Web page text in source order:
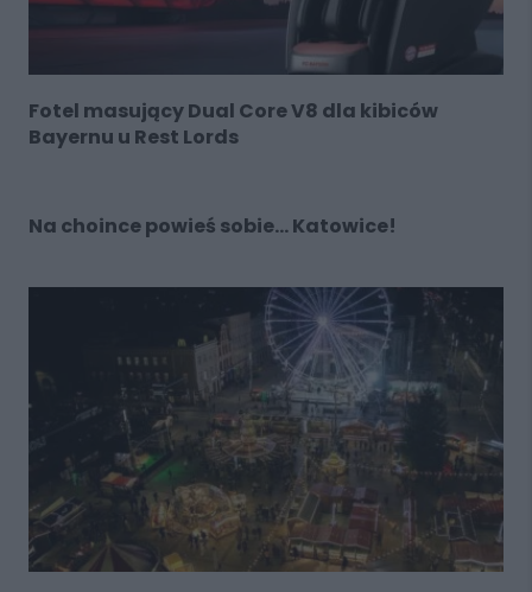
Fotel masujący Dual Core V8 dla kibiców
Bayernu u Rest Lords
Na choince powieś sobie… Katowice!